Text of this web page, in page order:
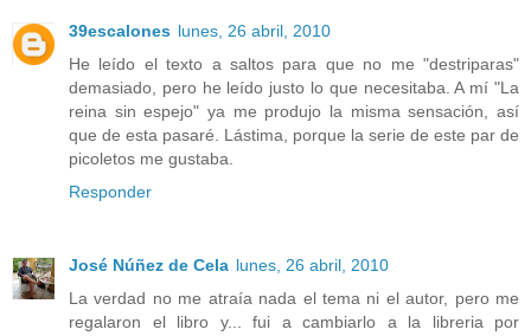
39escalones lunes, 26 abril, 2010
He leído el texto a saltos para que no me "destriparas"
demasiado, pero he leído justo lo que necesitaba. A mí "La
reina sin espejo" ya me produjo la misma sensación, así
que de esta pasaré. Lástima, porque la serie de este par de
picoletos me gustaba.
Responder
José Núñez de Cela lunes, 26 abril, 2010
La verdad no me atraía nada el tema ni el autor, pero me
regalaron el libro y... fui a cambiarlo a la libreria por